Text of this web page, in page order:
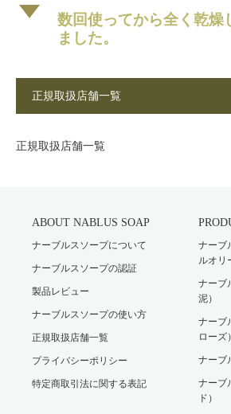
d
数回使ってから全く乾燥
ました。
正規取扱店舗一覧
正規取扱店舗一覧
ABOUT NABLUS SOAP
ナーブルスソープについて
ナーブルスソープの認証
製品レビュー
ナーブルスソープの使い方
正規取扱店舗一覧
プライバシーポリシー
特定商取引法に関する表記
ナーブ
ルオリ
ナーブ
泥）
ナーブ
ローズ）
ナーブ
ナーブ
ド）